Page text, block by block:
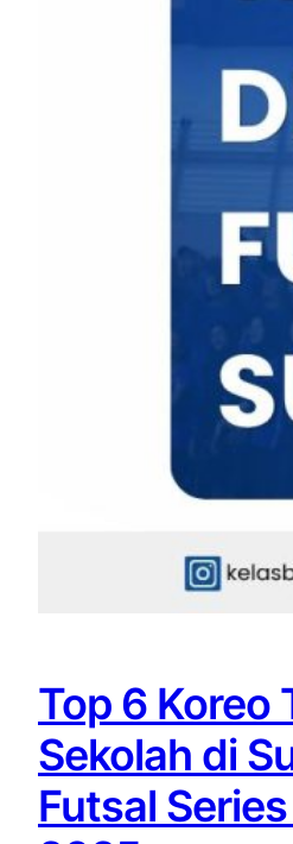
Top 6 Koreo
Sekolah di
Futsal